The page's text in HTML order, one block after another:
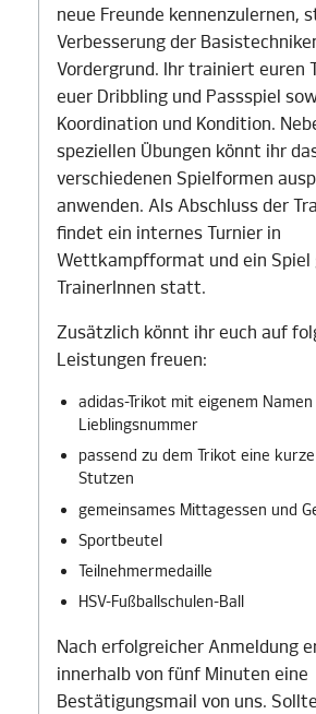
neue Freunde kennenzulernen,
Verbesserung der
Vordergrund. Ihr trainiert euren
euer Dribbling und Passspiel
Koordination und Kondition.
speziellen Übungen könnt ihr
verschiedenen Spielformen
anwenden. Als Abschluss der
findet ein internes Turnier in
Wettkampfformat und ein Spiel
TrainerInnen statt.
Zusätzlich könnt ihr euch auf
Leistungen freuen:
adidas-Trikot mit eigenem Namen
Lieblingsnummer
passend zu dem Trikot eine
Stutzen
gemeinsames Mittagessen und
Sportbeutel
Teilnehmermedaille
HSV-Fußballschulen-Ball
Nach erfolgreicher Anmeldung
innerhalb von fünf Minuten eine
Bestätigungsmail von uns.